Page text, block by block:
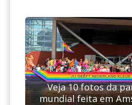
Veja 10 fotos da
mundial feita em